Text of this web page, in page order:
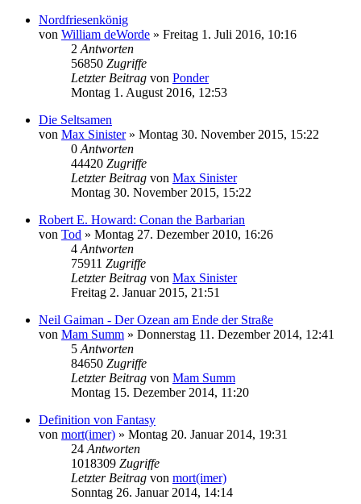
Nordfriesenkönig
von William deWorde » Freitag 1. Juli 2016, 10:16
2 Antworten
56850 Zugriffe
Letzter Beitrag von Ponder
Montag 1. August 2016, 12:53
Die Seltsamen
von Max Sinister» Montag 30. November 2015, 15:22
0 Antworten
44420 Zugriffe
Letzter Beitrag von Max Sinister
Montag 30. November 2015, 15:22
Robert E. Howard: Conan the Barbarian
von Tod » Montag 27. Dezember 2010, 16:26
4 Antworten
75911 Zugriffe
Letzter Beitrag von Max Sinister
Freitag 2. Januar 2015, 21:51
Neil Gaiman - Der Ozean am Ende der Straße
von Mam Summ » Donnerstag 11. Dezember 2014, 12:41
5 Antworten
84650 Zugriffe
Letzter Beitrag von Mam Summ
Montag 15. Dezember 2014, 11:20
Definition von Fantasy
von mort(imer) » Montag 20. Januar 2014, 19:31
24 Antworten
1018309 Zugriffe
Letzter Beitrag von mort(imer)
Sonntag 26. Januar 2014, 14:14